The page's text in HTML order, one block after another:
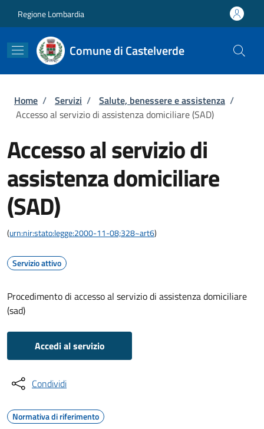
Regione Lombardia
Comune di Castelverde
Briciole di pane
Home / Servizi / Salute, benessere e assistenza /
Accesso al servizio di assistenza domiciliare (SAD)
Accesso al servizio di
assistenza domiciliare
(SAD)
(urn:nir:stato:legge:2000-11-08;328~art6)
Servizio attivo
Procedimento di accesso al servizio di assistenza domiciliare
(sad)
Accedi al servizio
Condividi
Normativa di riferimento